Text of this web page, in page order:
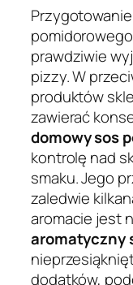
prawdziwie
pizzy. W
produktów
zawierać
domowy sos
kontrolę nad
smaku. Jego
zaledwie
aromacie jest
aromatyczny
dodatków,